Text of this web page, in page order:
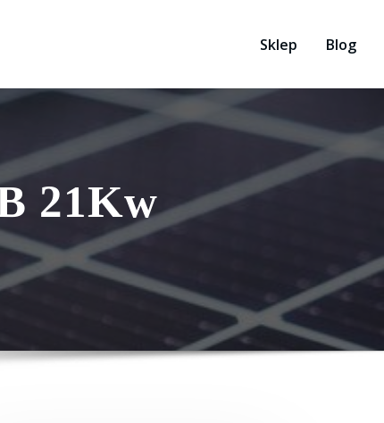
Sklep Blog
21Kw